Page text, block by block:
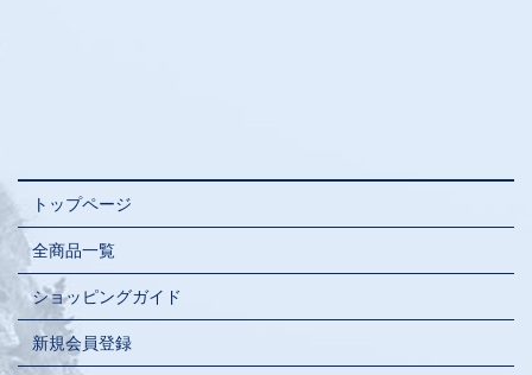
トップページ
全商品一覧
ショッピングガイド
新規会員登録